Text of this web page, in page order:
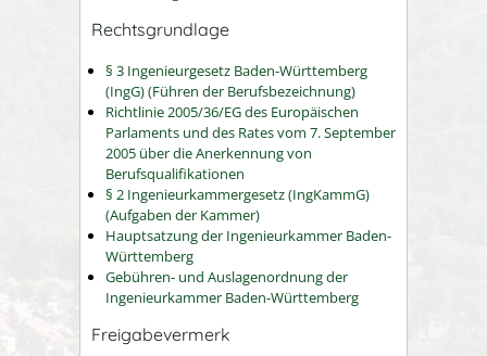
Rechtsgrundlage
§ 3 Ingenieurgesetz Baden-Württemberg
(IngG) (Führen der Berufsbezeichnung)
Richtlinie 2005/36/EG des Europäischen
Parlaments und des Rates vom 7. September
2005 über die Anerkennung von
Berufsqualifikationen
§ 2 Ingenieurkammergesetz (IngKammG)
(Aufgaben der Kammer)
Hauptsatzung der Ingenieurkammer Baden-
Württemberg
Gebühren- und Auslagenordnung der
Ingenieurkammer Baden-Württemberg
Freigabevermerk